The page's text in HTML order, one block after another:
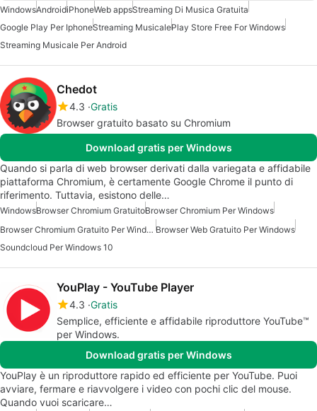
WindowsAndroidiPhoneWeb appsStreaming Di Musica Gratuita
Google Play Per IphoneStreaming MusicalePlay Store Free For Windows
Streaming Musicale Per Android
Chedot
4.3 Gratis
Browser gratuito basato su Chromium
Download gratis per Windows
Quando si parla di web browser derivati dalla variegata e affidabile
piattaforma Chromium, è certamente Google Chrome il punto di
riferimento. Tuttavia, esistono delle…
WindowsBrowser Chromium GratuitoBrowser Chromium Per Windows
Browser Chromium Gratuito Per Windows Browser Web Gratuito Per Windows
Soundcloud Per Windows 10
YouPlay - YouTube Player
4.3 Gratis
Semplice, efficiente e affidabile riproduttore YouTube™
per Windows.
Download gratis per Windows
YouPlay è un riproduttore rapido ed efficiente per YouTube. Puoi
avviare, fermare e riavvolgere i video con pochi clic del mouse.
Quando vuoi scaricare…